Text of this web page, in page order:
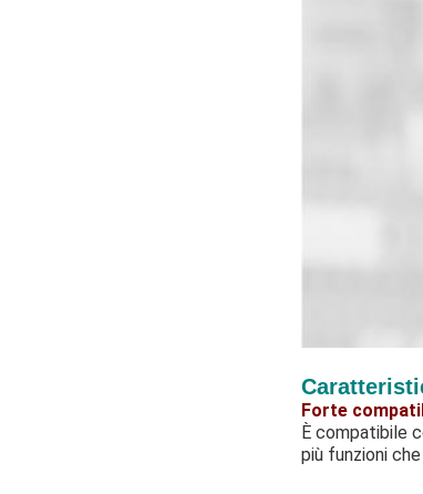
Forte
È compatibile
più funzioni